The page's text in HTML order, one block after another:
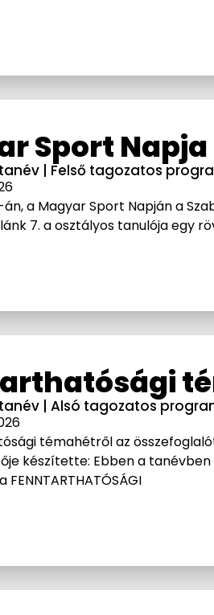
Sport Napja
| Felső tagozatos
án, a Magyar Sport Napján a
7. a osztályos tanulója egy
| Alsó tagozatos
témahétről az
készítette: Ebben a
FENNTARTHATÓSÁGI